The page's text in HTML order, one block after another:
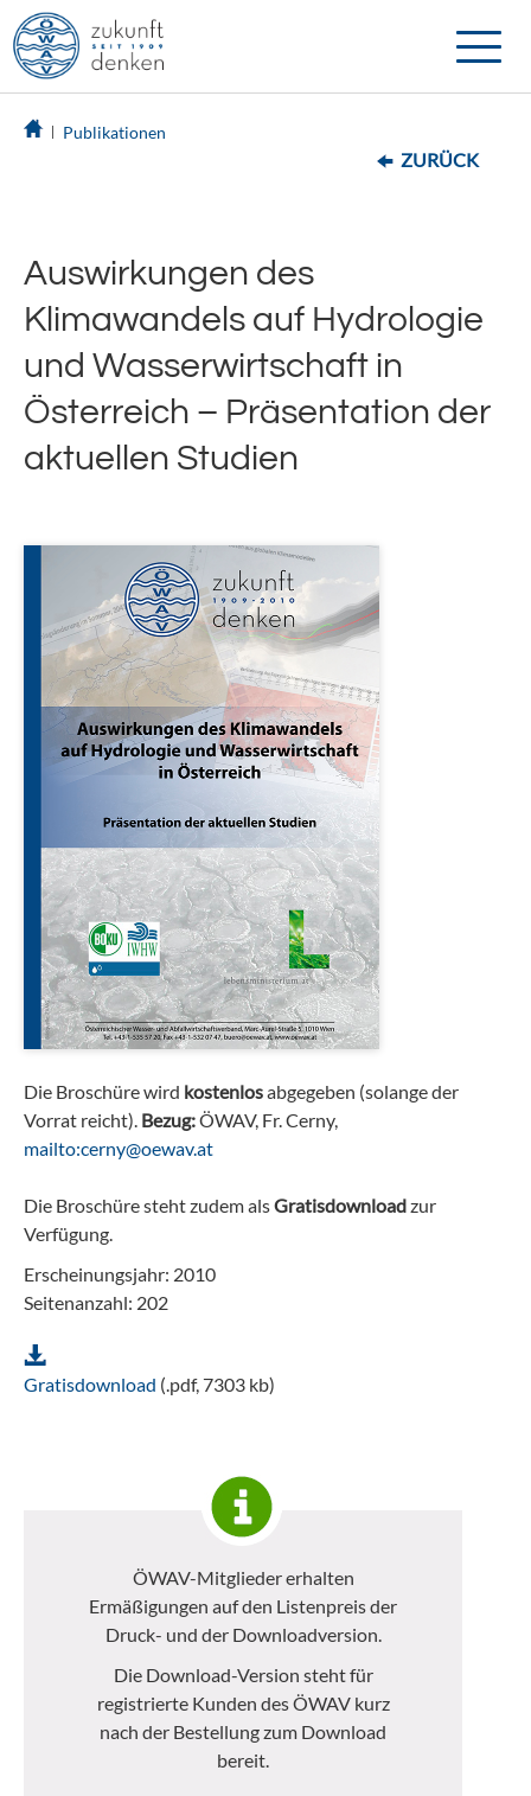
Toggle
Publikationen
ZURÜCK
Auswirkungen des
Klimawandels auf Hydrologie
und Wasserwirtschaft in
Österreich – Präsentation der
aktuellen Studien
Die Broschüre wird kostenlosabgegeben (solange der
Vorrat reicht). Bezug:ÖWAV, Fr. Cerny,
mailto:cerny@oewav.at
Die Broschüre steht zudem alsGratisdownloadzur
Verfügung.
Erscheinungsjahr: 2010
Seitenanzahl: 202
Gratisdownload (.pdf, 7303 kb)
ÖWAV-Mitglieder erhalten
Ermäßigungen auf den Listenpreis der
Druck- und der Downloadversion.
Die Download-Version steht für
registrierte Kunden des ÖWAV kurz
nach der Bestellung zum Download
bereit.